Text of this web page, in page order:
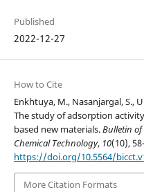
Published
2022-12-27
How to Cite
Enkhtuya, M., Nasanjargal, S.,
The study of adsorption
based new materials.Bulletin
Chemical Technology, 10(10),
https://doi.org/10.5564/
More Citation Formats